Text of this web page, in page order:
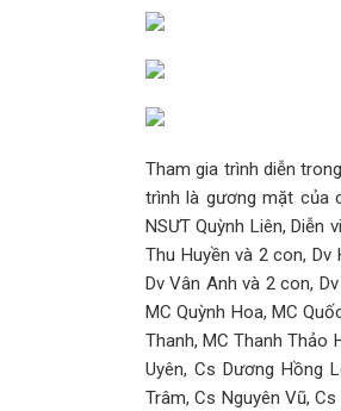
Tham gia trình diễn
trình là gương mặt của
NSƯT Quỳnh Liên, Diễn
Thu Huyền và 2 con, Dv
Dv Vân Anh và 2 con,
MC Quỳnh Hoa, MC
Thanh, MC Thanh Thảo
Uyên, Cs Dương Hồng
Trâm, Cs Nguyên Vũ,